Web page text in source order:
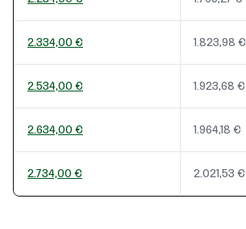
2.334,00 € 1.823,98 €
2.534,00 € 1.923,68 €
2.634,00 € 1.964,18 €
2.734,00 € 2.021,53 €